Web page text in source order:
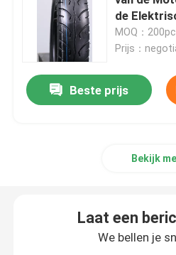
Off Road-Motorfietsband
Band met drie wielen
Motorfietsbinnenband
de
MOQ：
Prijs：
Beste prijs
Bekijk
Laat een
We bellen je